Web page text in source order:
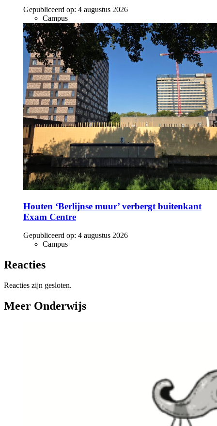
Gepubliceerd op: 4 augustus 2026
Campus
Houten ‘Berlijnse muur’ verbergt buitenkant
Exam Centre
Gepubliceerd op: 4 augustus 2026
Campus
Reacties
Reacties zijn gesloten.
Meer Onderwijs